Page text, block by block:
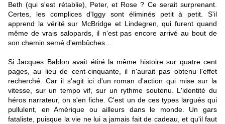
Beth (qui s'est rétablie), Peter, et Rose ? Ce serait surprenant.
Certes, les complices d'Iggy sont éliminés petit à petit. S'il
apprend la vérité sur McBridge et Lindegren, qui furent quand
même de vrais salopards, il n'est pas encore arrivé au bout de
son chemin semé d'embûches…
Si Jacques Bablon avait étiré la même histoire sur quatre cent
pages, au lieu de cent-cinquante, il n'aurait pas obtenu l'effet
recherché. Car il s'agit ici d'un roman d'action qui mise sur la
vitesse, sur un tempo vif, sur un rythme soutenu. L'identité du
héros narrateur, on s'en fiche. C'est un de ces types largués qui
pullulent, en Amérique ou ailleurs dans le monde. Un gars
fataliste, puisque la vie ne lui a jamais fait de cadeau, et qu'il faut